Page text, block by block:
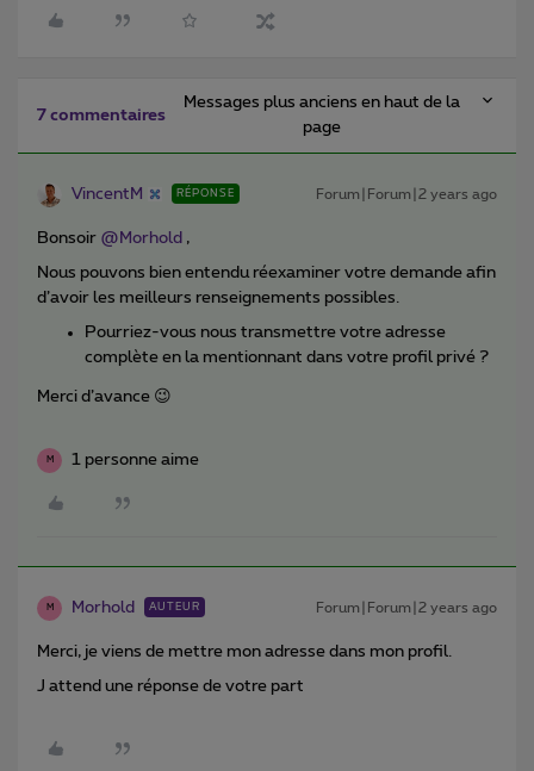
7 commentaires
Messages plus anciens en haut de la
page
VincentM RÉPONSE Forum|Forum|2 years ago
Bonsoir @Morhold ,
Nous pouvons bien entendu réexaminer votre demande afin
d’avoir les meilleurs renseignements possibles.
Pourriez-vous nous transmettre votre adresse
complète en la mentionnant dans votre profil privé ?
Merci d’avance 😉
M 1 personne aime
M Morhold AUTEUR Forum|Forum|2 years ago
Merci, je viens de mettre mon adresse dans mon profil.
J attend une réponse de votre part